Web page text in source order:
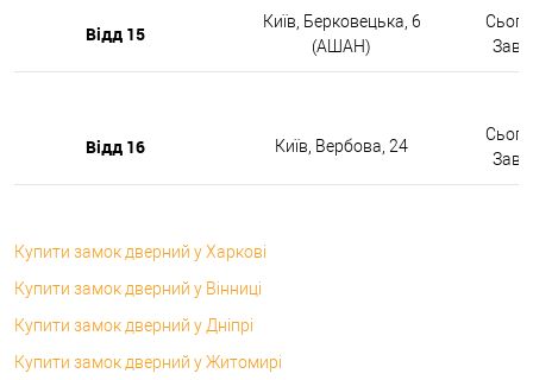
Відд 15
Київ, Берковецька, 6
(АШАН)
Відд 16 Київ, Вербова, 24
Купити замок дверний у Харкові
Купити замок дверний у Вінниці
Купити замок дверний у Дніпрі
Купити замок дверний у Житомирі